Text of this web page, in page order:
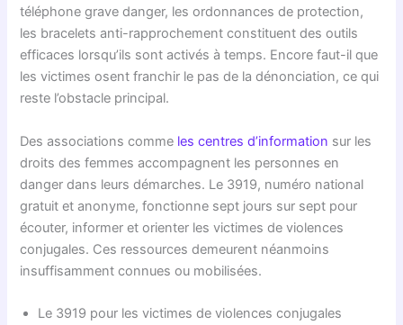
téléphone grave danger, les ordonnances de protection,
les bracelets anti-rapprochement constituent des outils
efficaces lorsqu’ils sont activés à temps. Encore faut-il que
les victimes osent franchir le pas de la dénonciation, ce qui
reste l’obstacle principal.
Des associations comme les centres d’information sur les
droits des femmes accompagnent les personnes en
danger dans leurs démarches. Le 3919, numéro national
gratuit et anonyme, fonctionne sept jours sur sept pour
écouter, informer et orienter les victimes de violences
conjugales. Ces ressources demeurent néanmoins
insuffisamment connues ou mobilisées.
Le 3919 pour les victimes de violences conjugales